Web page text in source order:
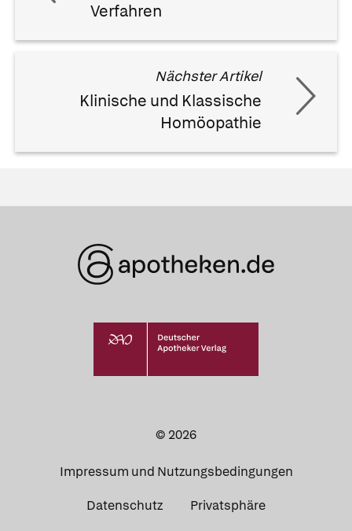
Verfahren
Nächster Artikel
Klinische und Klassische
Homöopathie
© 2026
Impressum und Nutzungsbedingungen
Datenschutz Privatsphäre